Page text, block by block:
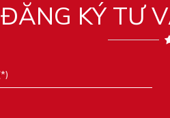
ĐĂNG KÝ TƯ